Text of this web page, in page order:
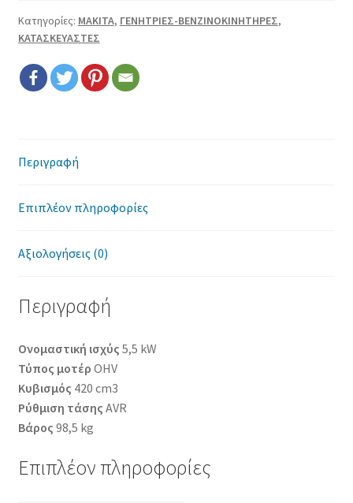
Επικοινωνία
Όροι χρήσης
Κατηγορίες: MAKITA, ΓΕΝΗΤΡΙΕΣ-ΒΕΝΖΙΝΟΚΙΝΗΤΗΡΕΣ,
ΚΑΤΑΣΚΕΥΑΣΤΕΣ
Περιγραφή
Επιπλέον πληροφορίες
Αξιολογήσεις (0)
Περιγραφή
Ονομαστική ισχύς 5,5 kW
Τύπος μοτέρ OHV
Κυβισμός 420 cm3
Ρύθμιση τάσης AVR
Βάρος 98,5 kg
Επιπλέον πληροφορίες